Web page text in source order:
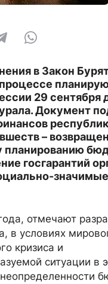
в Закон
29 сентября
Документ
–
планированию
госгарантий
отмечают
в условиях
кризиса и
ситуации в